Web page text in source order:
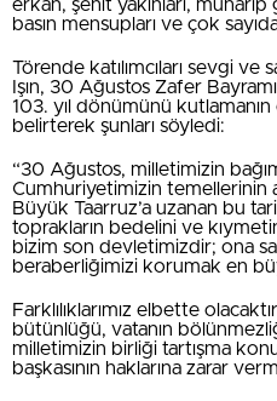
erkân, şehit yakınları,
basın mensupları ve çok
Törende katılımcıları sevgi ve
Işın, 30 Ağustos Zafer
103. yıl dönümünü kutlamanın
belirterek şunları söyledi:
“30 Ağustos, milletimizin
Cumhuriyetimizin temellerinin
Büyük Taarruz’a uzanan bu
toprakların bedelini ve
bizim son devletimizdir; ona
beraberliğimizi korumak en
Farklılıklarımız elbette
bütünlüğü, vatanın
milletimizin birliği tartışma
başkasının haklarına zarar